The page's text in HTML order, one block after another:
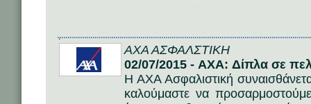
AΧΑ ΑΣΦΑΛΣΤΙΚΗ
02/07/2015 - AXA: Δίπλα σε
Η ΑΧΑ Ασφαλιστική
καλούμαστε να